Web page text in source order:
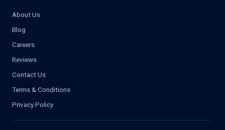
About Us
Blog
Careers
Reviews
Contact Us
Terms & Conditions
Privacy Policy